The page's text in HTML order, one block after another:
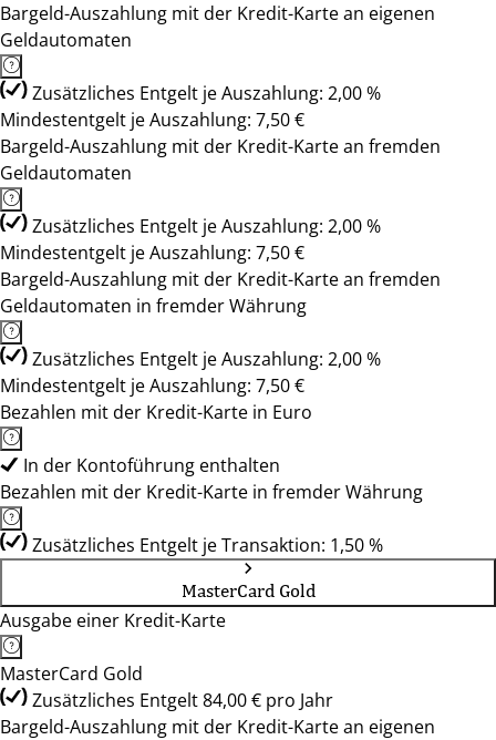
Bargeld-Auszahlung mit der Kredit-Karte an eigenen
Geldautomaten
Zusätzliches Entgelt je Auszahlung: 2,00 %
Mindestentgelt je Auszahlung: 7,50 €
Bargeld-Auszahlung mit der Kredit-Karte an fremden
Geldautomaten
Zusätzliches Entgelt je Auszahlung: 2,00 %
Mindestentgelt je Auszahlung: 7,50 €
Bargeld-Auszahlung mit der Kredit-Karte an fremden
Geldautomaten in fremder Währung
Zusätzliches Entgelt je Auszahlung: 2,00 %
Mindestentgelt je Auszahlung: 7,50 €
Bezahlen mit der Kredit-Karte in Euro
In der Kontoführung enthalten
Bezahlen mit der Kredit-Karte in fremder Währung
Zusätzliches Entgelt je Transaktion: 1,50 %
MasterCard Gold
Ausgabe einer Kredit-Karte
MasterCard Gold
Zusätzliches Entgelt 84,00 € pro Jahr
Bargeld-Auszahlung mit der Kredit-Karte an eigenen